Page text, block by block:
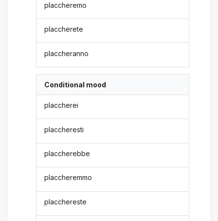
placcheremo
placcherete
placcheranno
Conditional mood
placcherei
placcheresti
placcherebbe
placcheremmo
placchereste